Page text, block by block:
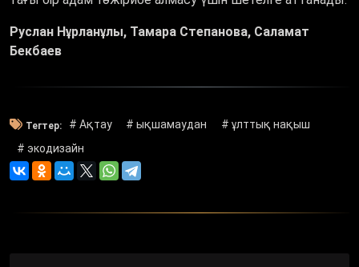
Руслан Нұрланұлы, Тамара Степанова, Саламат
Бекбаев
Тегтер: # Ақтау # ықшамаудан
# ұлттық нақыш
# экодизайн